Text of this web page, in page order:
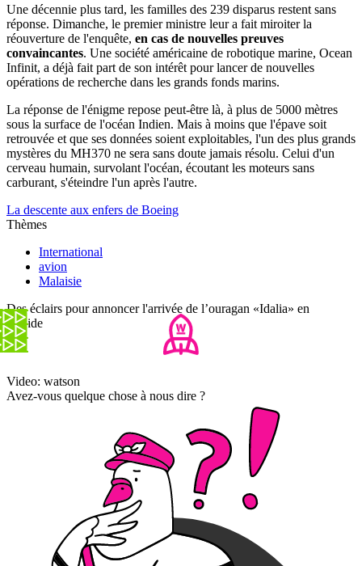
Une décennie plus tard, les familles des 239 disparus restent sans
réponse. Dimanche, le premier ministre leur a fait miroiter la
réouverture de l'enquête, en cas de nouvelles preuves
convaincantes. Une société américaine de robotique marine, Ocean
Infinit, a déjà fait part de son intérêt pour lancer de nouvelles
opérations de recherche dans les grands fonds marins.
La réponse de l'énigme repose peut-être là, à plus de 5000 mètres
sous la surface de l'océan Indien. Mais à moins que l'épave soit
retrouvée et que ses données soient exploitables, l'un des plus grands
mystères du MH370 ne sera sans doute jamais résolu. Celui d'un
cerveau humain, survolant l'océan, écoutant les moteurs sans
carburant, s'éteindre l'un après l'autre.
La descente aux enfers de Boeing
Thèmes
International
avion
Malaisie
Des éclairs pour annoncer l'arrivée de l’ouragan «Idalia» en
Floride
Video: watson
Avez-vous quelque chose à nous dire ?